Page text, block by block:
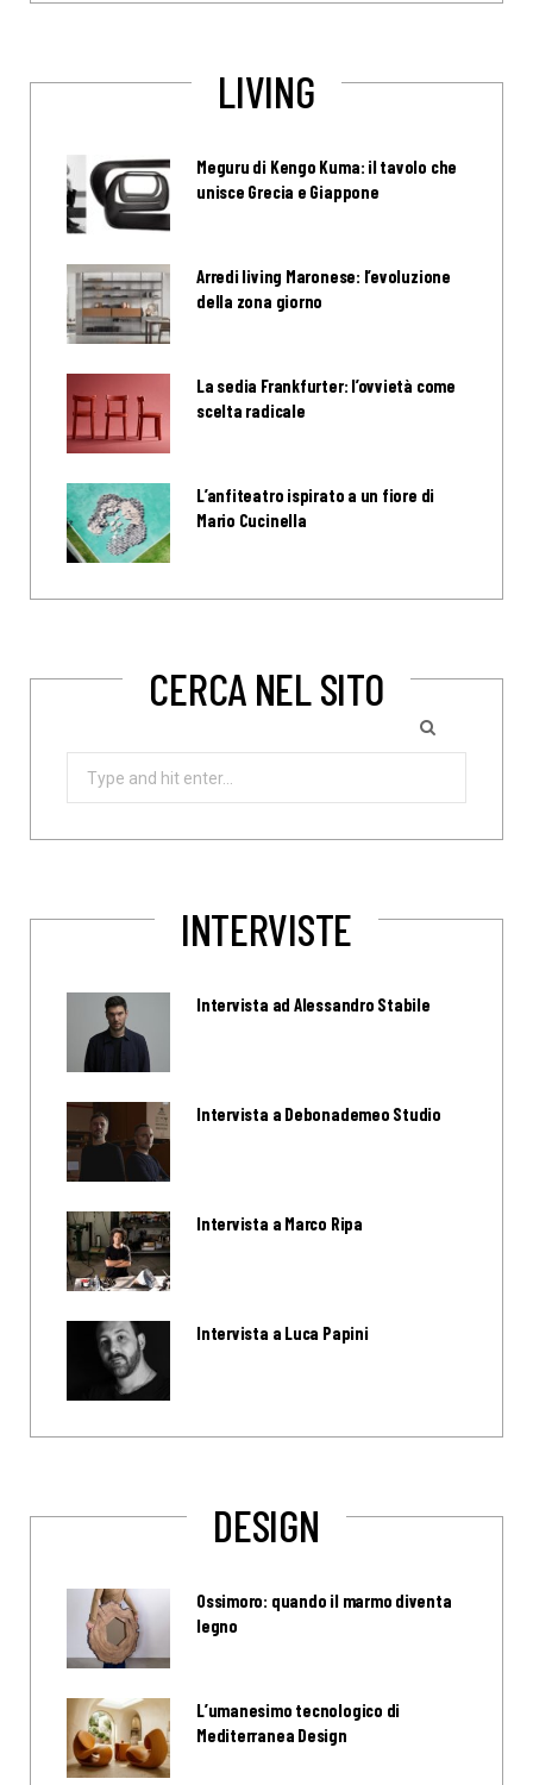
LIVING
Meguru di Kengo Kuma: il tavolo che
unisce Grecia e Giappone
Arredi living Maronese: l’evoluzione
della zona giorno
La sedia Frankfurter: l’ovvietà come
scelta radicale
L’anfiteatro ispirato a un fiore di
Mario Cucinella
CERCA NEL SITO
INTERVISTE
Intervista ad Alessandro Stabile
Intervista a Debonademeo Studio
Intervista a Marco Ripa
Intervista a Luca Papini
DESIGN
Ossimoro: quando il marmo diventa
legno
L’umanesimo tecnologico di
Mediterranea Design